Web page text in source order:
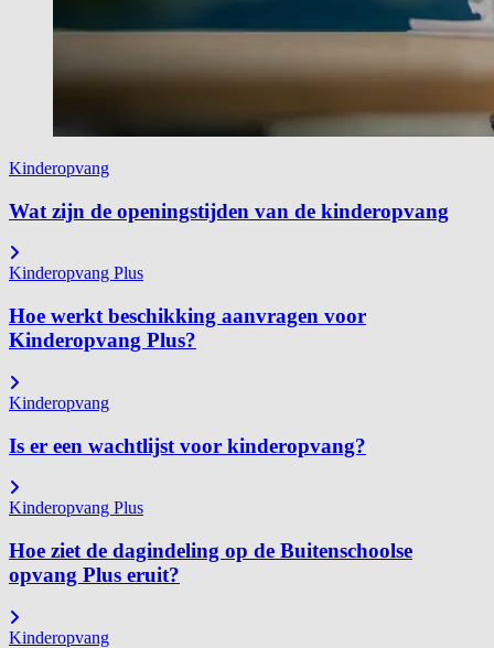
Kinderopvang
Wat zijn de openingstijden van de kinderopvang
Kinderopvang Plus
Hoe werkt beschikking aanvragen voor
Kinderopvang Plus?
Kinderopvang
Is er een wachtlijst voor kinderopvang?
Kinderopvang Plus
Hoe ziet de dagindeling op de Buitenschoolse
opvang Plus eruit?
Kinderopvang